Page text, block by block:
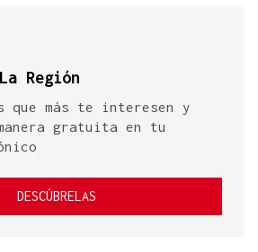
Región
que más te interesen y
gratuita en tu
DESCÚBRELAS